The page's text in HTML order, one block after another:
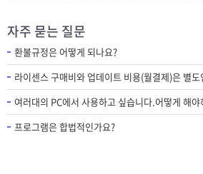
자주 묻는 질문
환불규정은 어떻게 되나요?
라이센스 구매비와 업데이트 비용(월결제)은 별도
여러대의 PC에서 사용하고 싶습니다.어떻게 해야
프로그램은 합법적인가요?